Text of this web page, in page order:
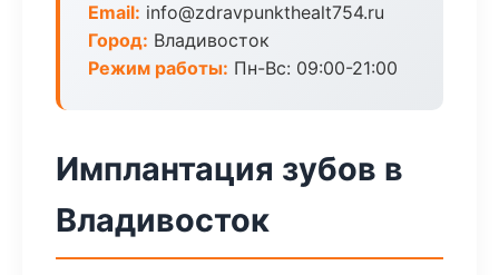
Email: info@zdravpunkthealt754.ru
Город: Владивосток
Режим работы: Пн-Вс: 09:00-21:00
Имплантация зубов в
Владивосток